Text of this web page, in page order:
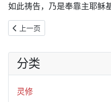
如此祷告，乃是奉靠主耶稣
上一篇文章: 2019年12月23日
上一页
分类
灵修